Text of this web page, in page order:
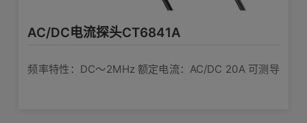
AC/DC电流探头CT6841A
频率特性：DC〜2MHz 额定电流：AC/DC 20A 可测导